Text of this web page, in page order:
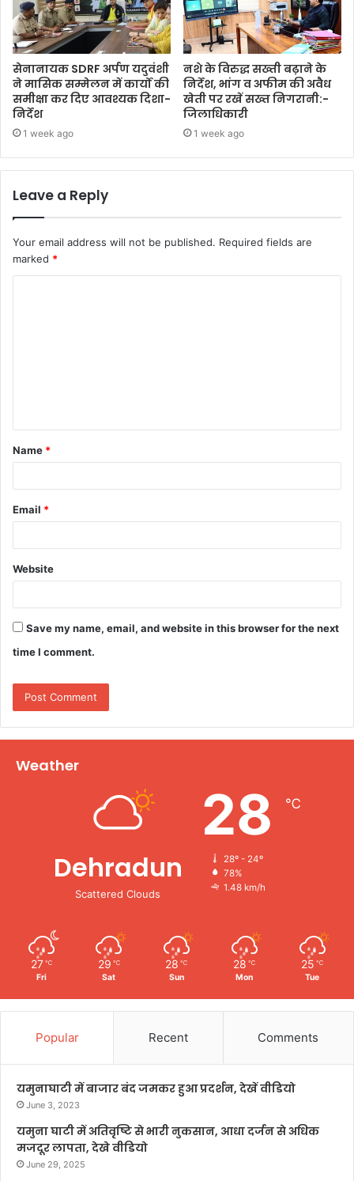
सेनानायक SDRF अर्पण यदुवंशी
ने मासिक सम्मेलन में कार्यों की
समीक्षा कर दिए आवश्यक दिशा-
निर्देश
1 week ago
नशे के विरुद्ध सख्ती बढ़ाने के
निर्देश, भांग व अफीम की अवैध
खेती पर रखें सख्त निगरानी:-
जिलाधिकारी
1 week ago
Leave a Reply
Your email address will not be published. Required fields are
marked *
t
*
Name *
Email *
Website
Save my name, email, and website in this browser for the next
time I comment.
Weather
Dehradun
Scattered Clouds
28 ℃
28º - 24º
78%
1.48 km/h
27 ℃
Fri
29 ℃
Sat
28 ℃
Sun
28 ℃
Mon
25 ℃
Tue
Popular Recent Comments
यमुनाघाटी में बाजार बंद जमकर हुआ प्रदर्शन, देखें वीडियो
June 3, 2023
यमुना घाटी में अतिवृष्टि से भारी नुकसान, आधा दर्जन से अधिक
मजदूर लापता, देखे वीडियो
June 29, 2025